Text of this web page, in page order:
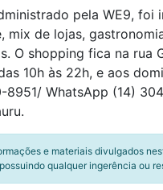
pela WE9,
mix de lojas,
O shopping fica na rua
10h às 22h, e aos
8951/ WhatsApp (14)
e materiais divulgados
qualquer ingerência ou